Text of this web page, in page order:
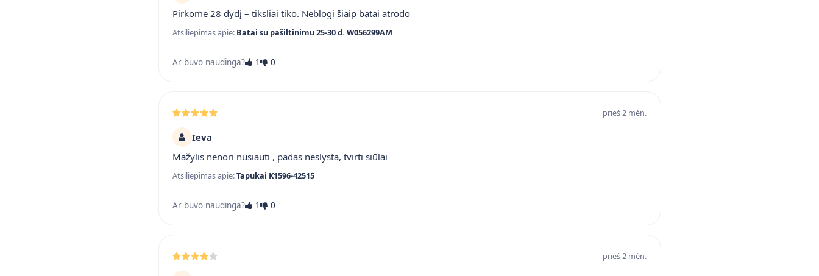
Pirkome 28 dydį – tiksliai tiko. Neblogi šiaip batai atrodo
Atsiliepimas apie: Batai su pašiltinimu 25-30 d. W056299AM
Ar buvo naudinga? 1 0
prieš 2 mėn.
Ieva
Mažylis nenori nusiauti , padas neslysta, tvirti siūlai
Atsiliepimas apie:Tapukai K1596-42515
Ar buvo naudinga? 1 0
prieš 2 mėn.